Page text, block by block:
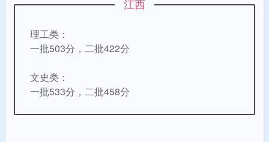
江西
理工类：
一批503分，二批422分
文史类：
一批533分，二批458分